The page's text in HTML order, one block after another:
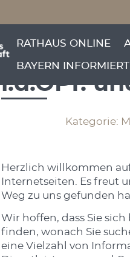
RATHAUS ONLINE
BAYERN INFORMIERT
Neuer
i.d.OPf.
Kategorie:
Herzlich willkommen
Internetseiten. Es freut
Weg zu uns gefunden
Wir hoffen, dass Sie
finden, wonach Sie
eine Vielzahl von